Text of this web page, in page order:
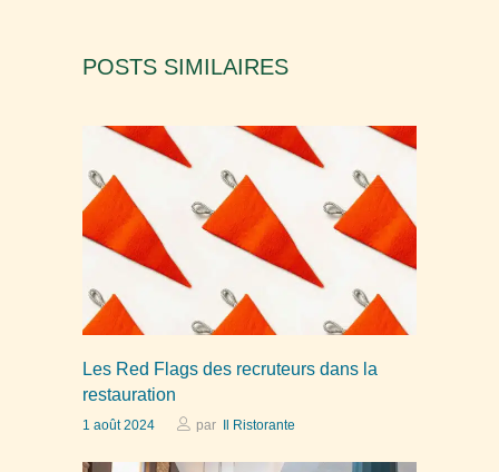
POSTS SIMILAIRES
Les Red Flags des recruteurs dans la
restauration
1 août 2024 par Il Ristorante